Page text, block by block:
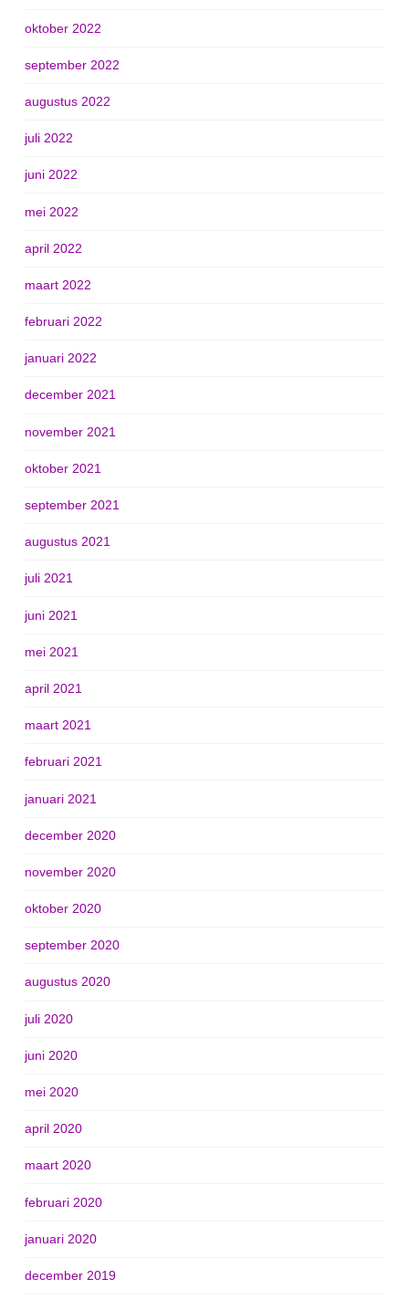
oktober 2022
september 2022
augustus 2022
juli 2022
juni 2022
mei 2022
april 2022
maart 2022
februari 2022
januari 2022
december 2021
november 2021
oktober 2021
september 2021
augustus 2021
juli 2021
juni 2021
mei 2021
april 2021
maart 2021
februari 2021
januari 2021
december 2020
november 2020
oktober 2020
september 2020
augustus 2020
juli 2020
juni 2020
mei 2020
april 2020
maart 2020
februari 2020
januari 2020
december 2019